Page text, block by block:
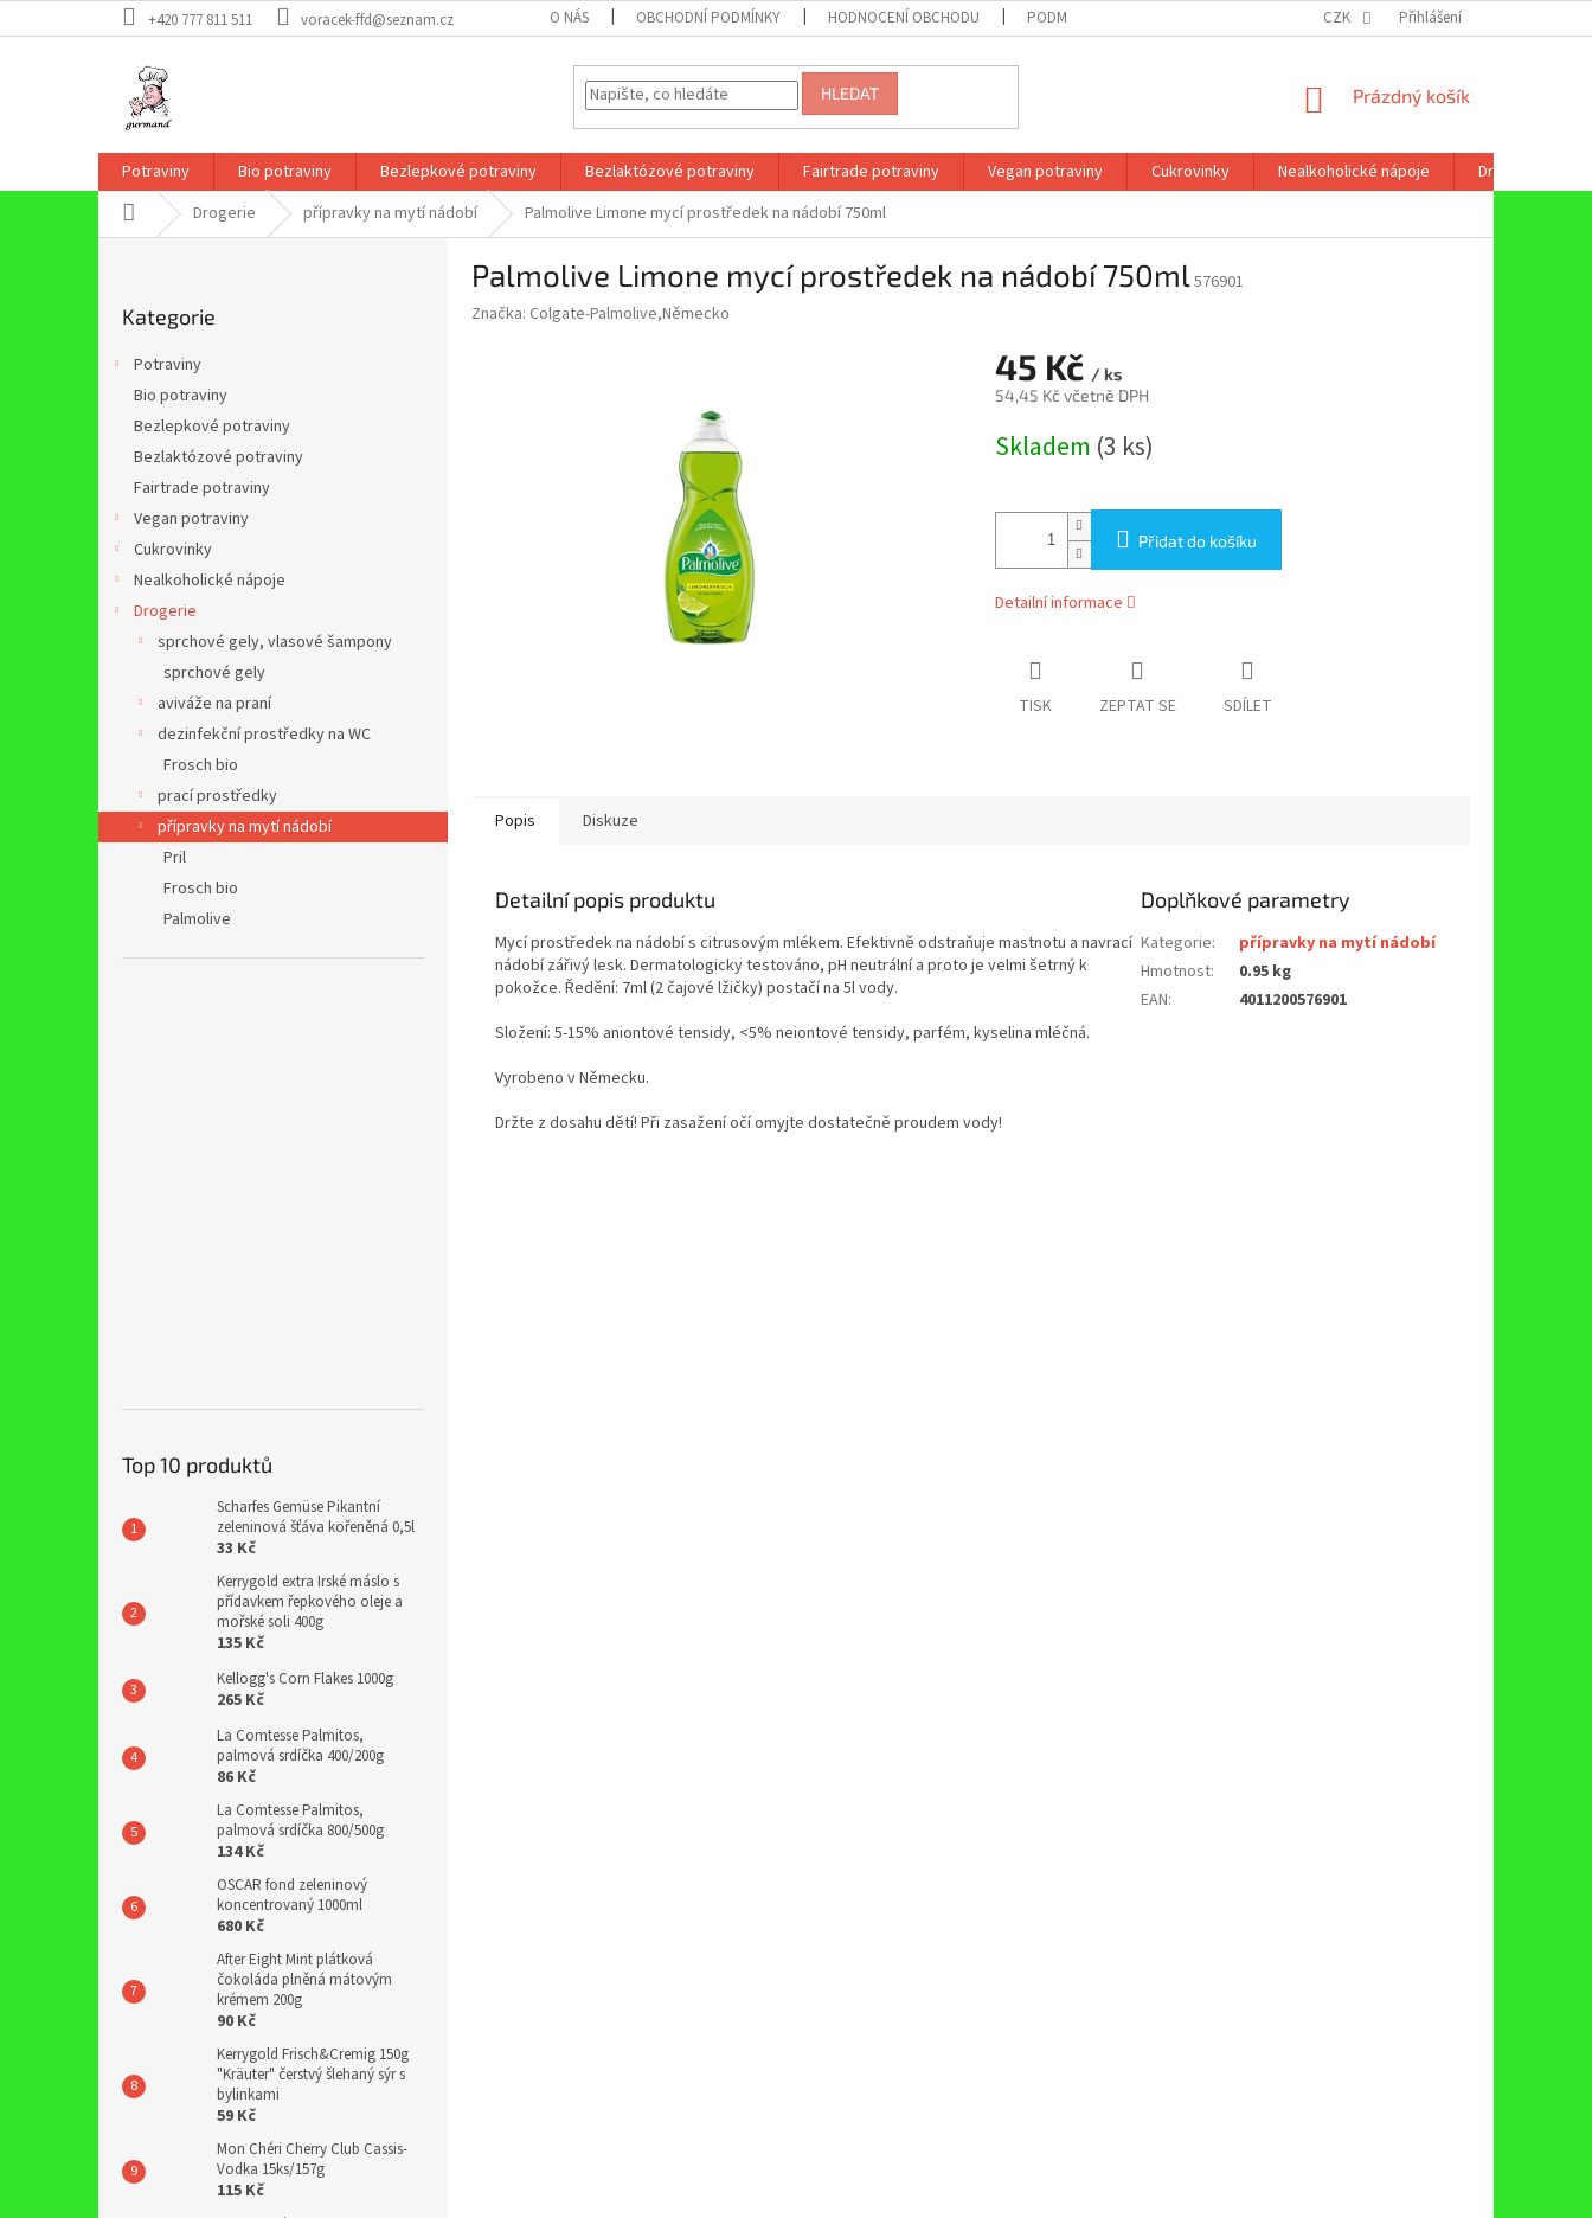
na
+420 777 811 511 voracek-ffd@seznam.cz O NÁS OBCHODNÍ PODMÍNKY HODNOCENÍ OBCHODU PODMÍNKY OCHRANY OSOBNÍCH ÚDAJŮ CZK Přihlášení
HLEDAT
NÁKUPNÍ
Prázdný košík
Potraviny Bio potraviny Bezlepkové potraviny Bezlaktózové potraviny Fairtrade potraviny Vegan potraviny Cukrovinky Nealkoholické nápoje Drogerie
Domů Drogerie přípravky na mytí nádobí Palmolive Limone mycí prostředek na nádobí 750ml
kategorie
Kategorie
Potraviny
Bio potraviny
Bezlepkové potraviny
Bezlaktózové potraviny
Fairtrade potraviny
Vegan potraviny
Cukrovinky
Nealkoholické nápoje
Drogerie
sprchové gely, vlasové šampony
sprchové gely
aviváže na praní
dezinfekční prostředky na WC
Frosch bio
prací prostředky
přípravky na mytí nádobí
Pril
Frosch bio
Palmolive
Top 10 produktů
Scharfes Gemüse Pikantní
zeleninová šťáva kořeněná 0,5l
33 Kč
Kerrygold extra Irské máslo s
přídavkem řepkového oleje a
mořské soli 400g
135 Kč
Kellogg's Corn Flakes 1000g
265 Kč
La Comtesse Palmitos,
palmová srdíčka 400/200g
86 Kč
La Comtesse Palmitos,
palmová srdíčka 800/500g
134 Kč
OSCAR fond zeleninový
koncentrovaný 1000ml
680 Kč
After Eight Mint plátková
čokoláda plněná mátovým
krémem 200g
90 Kč
Kerrygold Frisch&Cremig 150g
"Kräuter" čerstvý šlehaný sýr s
bylinkami
59 Kč
Mon Chéri Cherry Club Cassis-
Vodka 15ks/157g
115 Kč
Palmolive Limone mycí prostředek na nádobí 750ml576901
Značka: Colgate-Palmolive,Německo
45 Kč / ks
54,45 Kč včetně DPH
cena:
Skladem (3 ks)
Přidat do košíku
Detailní informace
TISK ZEPTAT SE SDÍLET
Popis Diskuze
Detailní popis produktu
Mycí prostředek na nádobí s citrusovým mlékem. Efektivně odstraňuje mastnotu a navrací
nádobí zářivý lesk. Dermatologicky testováno, pH neutrální a proto je velmi šetrný k
pokožce. Ředění: 7ml (2 čajové lžičky) postačí na 5l vody.
Složení: 5-15% aniontové tensidy, <5% neiontové tensidy, parfém, kyselina mléčná.
Vyrobeno v Německu.
Držte z dosahu dětí! Při zasažení očí omyjte dostatečně proudem vody!
Doplňkové parametry
Kategorie:
přípravky na mytí nádobí
Hmotnost:
0.95 kg
EAN: 4011200576901